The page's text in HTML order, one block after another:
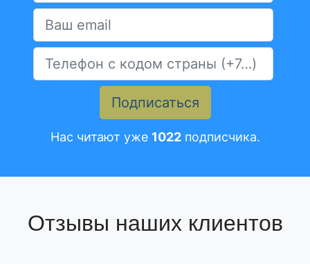
Подписаться
Нас читают уже 1022подписчика.
Отзывы наших клиентов